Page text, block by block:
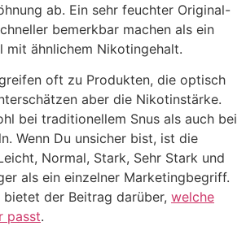
ab. Ein sehr feuchter Original-
bemerkbar machen als ein
mit ähnlichem Nikotingehalt.
oft zu Produkten, die optisch
aber die Nikotinstärke.
bei traditionellem Snus als auch bei
Wenn Du unsicher bist, ist die
Normal, Stark, Sehr Stark und
als ein einzelner Marketingbegriff.
bietet der Beitrag darüber, welche
passt.